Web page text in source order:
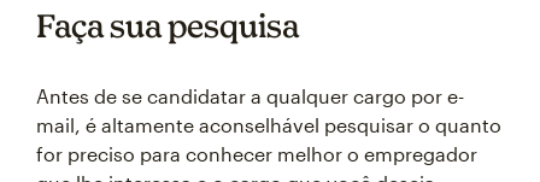
Faça sua pesquisa
Antes de se candidatar a qualquer cargo por e-
mail, é altamente aconselhável pesquisar o quanto
for preciso para conhecer melhor o empregador